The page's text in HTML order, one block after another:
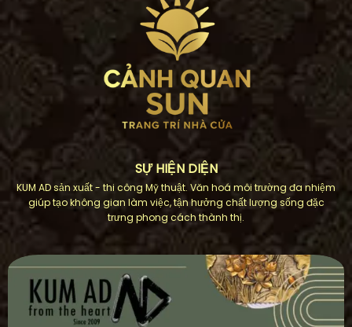
SỰ HIỆN DIỆN
KUM AD sản xuất - thi công Mỹ thuật. Văn hoá môi trường đa nhiệm
giúp tạo không gian làm việc, tận hưởng chất lượng sống đặc
trưng phong cách thành thị.